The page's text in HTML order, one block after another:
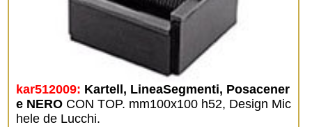
kar512009: Kartell, LineaSegmenti, Posacener
e NERO CON TOP. mm100x100 h52, Design Mic
hele de Lucchi.